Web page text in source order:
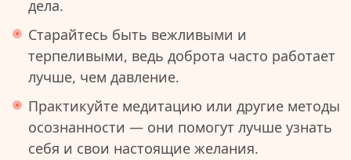
дела.
Старайтесь быть вежливыми и
терпеливыми, ведь доброта часто работает
лучше, чем давление.
Практикуйте медитацию или другие методы
осознанности — они помогут лучше узнать
себя и свои настоящие желания.